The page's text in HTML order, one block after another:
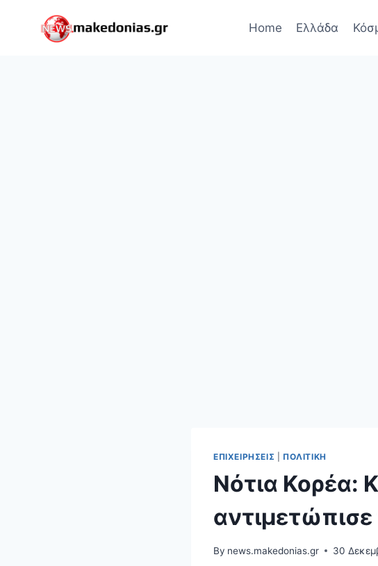
Home Ελλάδα
ΕΠΙΧΕΙΡΉΣΕΙΣ ΠΟΛΙΤΙΚΉ
Νότια Κορέα:
By news.makedonias.gr 30